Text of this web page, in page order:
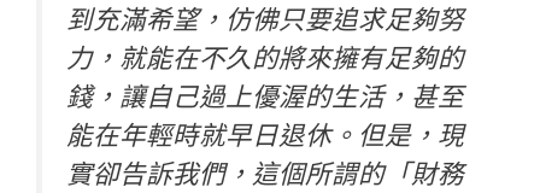
到充滿希望，仿佛只要追求足夠努
力，就能在不久的將來擁有足夠的
錢，讓自己過上優渥的生活，甚至
能在年輕時就早日退休。但是，現
實卻告訴我們，這個所謂的「財務